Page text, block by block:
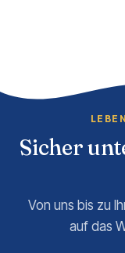
Sicher
Von uns bis zu
auf das